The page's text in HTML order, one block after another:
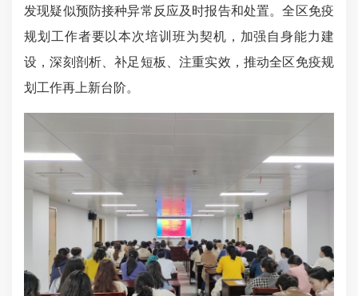
发现疑似预防接种异常反应及时报告和处置。全区免疫
规划工作者要以本次培训班为契机，加强自身能力建
设，深刻剖析、补足短板、注重实效，推动全区免疫规
划工作再上新台阶。